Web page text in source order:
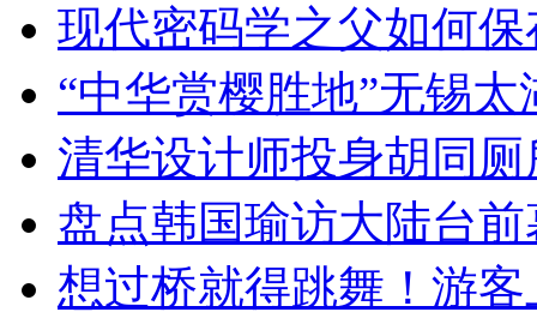
现代密码学之父如何
“中华赏樱胜地”无锡
清华设计师投身胡同
盘点韩国瑜访大陆台
想过桥就得跳舞！游客